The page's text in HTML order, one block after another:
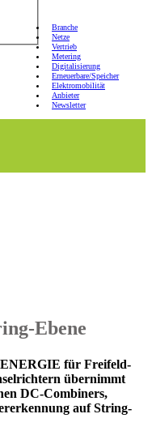
Branche
Netze
Vertrieb
Metering
Digitalisierung
Erneuerbare/Speicher
Elektromobilität
Anbieter
Newsletter
Ebene
ENERGIE für Freifeld-
übernimmt
DC-Combiners,
auf String-